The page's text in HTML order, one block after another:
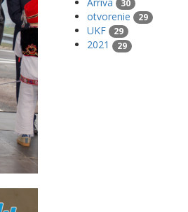
30
otvorenie 29
UKF 29
2021 29